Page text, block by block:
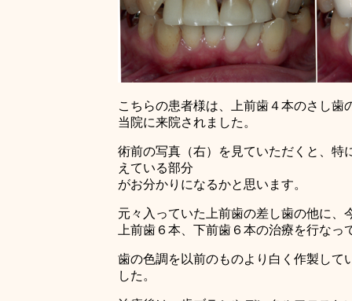
こちらの患者様は、上前歯４本のさし歯
当院に来院されました。
術前の写真（右）を見ていただくと、特
えている部分
がお分かりになるかと思います。
元々入っていた上前歯の差し歯の他に
上前歯６本、下前歯６本の治療を行なっ
歯の色調を以前のものより白く作製して
した。